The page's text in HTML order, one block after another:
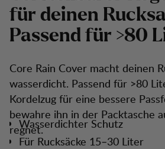
für deinen
Passend für >80
Core Rain Cover macht deinen
wasserdicht. Passend für >80
Kordelzug für eine bessere
bewahre ihn in der Packtasche
regnet.
Wasserdichter Schutz
Für Rucksäcke 15–30 Liter